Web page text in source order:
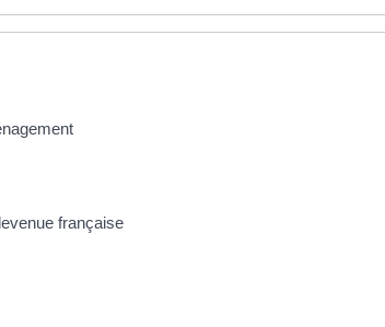
française